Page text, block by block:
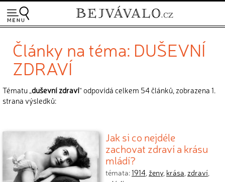
Články na téma: DUŠEVNÍ
ZDRAVÍ
Tématu „duševní zdraví“ odpovídá celkem 54 článků, zobrazena 1.
strana výsledků:
Jak si co nejdéle
zachovat zdraví a krásu
mládí?
témata:1914, ženy, krása, zdraví,